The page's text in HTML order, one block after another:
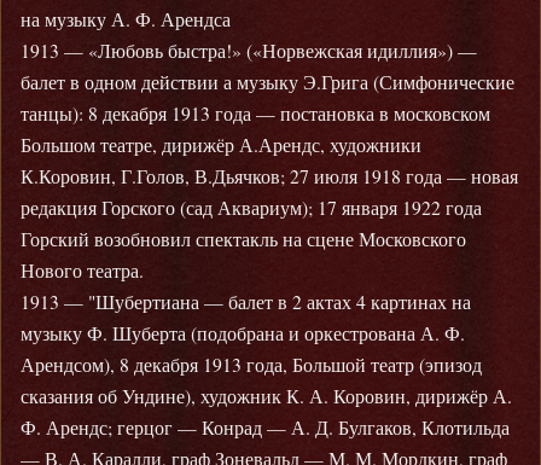
на музыку А. Ф. Арендса
1913 — «Любовь быстра!» («Норвежская идиллия») —
балет в одном действии а музыку Э.Грига (Симфонические
танцы): 8 декабря 1913 года — постановка в московском
Большом театре, дирижёр А.Арендс, художники
К.Коровин, Г.Голов, В.Дьячков; 27 июля 1918 года — новая
редакция Горского (сад Аквариум); 17 января 1922 года
Горский возобновил спектакль на сцене Московского
Нового театра.
1913 — "Шубертиана — балет в 2 актах 4 картинах на
музыку Ф. Шуберта (подобрана и оркестрована А. Ф.
Арендсом), 8 декабря 1913 года, Большой театр (эпизод
сказания об Ундине), художник К. А. Коровин, дирижёр А.
Ф. Арендс; герцог — Конрад — А. Д. Булгаков, Клотильда
— В. А. Каралли, граф Зоневальд — М. М. Мордкин, граф